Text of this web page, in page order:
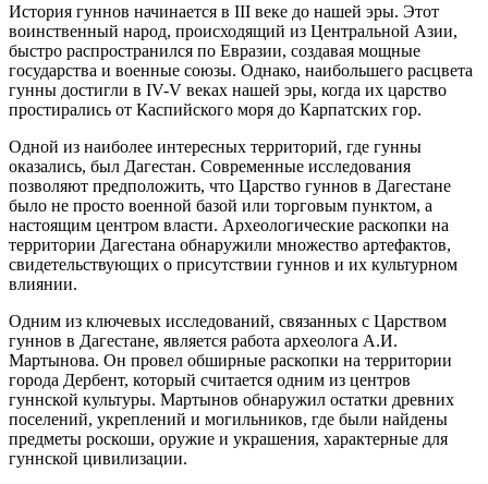
История гуннов начинается в III веке до нашей эры. Этот
воинственный народ, происходящий из Центральной Азии,
быстро распространился по Евразии, создавая мощные
государства и военные союзы. Однако, наибольшего расцвета
гунны достигли в IV-V веках нашей эры, когда их царство
простирались от Каспийского моря до Карпатских гор.
Одной из наиболее интересных территорий, где гунны
оказались, был Дагестан. Современные исследования
позволяют предположить, что Царство гуннов в Дагестане
было не просто военной базой или торговым пунктом, а
настоящим центром власти. Археологические раскопки на
территории Дагестана обнаружили множество артефактов,
свидетельствующих о присутствии гуннов и их культурном
влиянии.
Одним из ключевых исследований, связанных с Царством
гуннов в Дагестане, является работа археолога А.И.
Мартынова. Он провел обширные раскопки на территории
города Дербент, который считается одним из центров
гуннской культуры. Мартынов обнаружил остатки древних
поселений, укреплений и могильников, где были найдены
предметы роскоши, оружие и украшения, характерные для
гуннской цивилизации.